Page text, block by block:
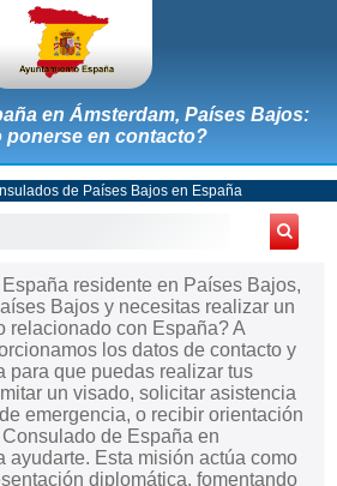
en Ámsterdam, Países Bajos:
ponerse en contacto?
de Países Bajos en España
residente en Países Bajos,
Bajos y necesitas realizar un
relacionado con España? A
los datos de contacto y
para que puedas realizar tus
un visado, solicitar asistencia
emergencia, o recibir orientación
de España en
ayudarte. Esta misión actúa como
diplomática, fomentando